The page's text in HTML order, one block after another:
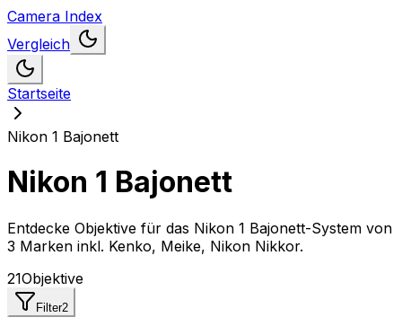
Camera Index
Vergleich
Startseite
Nikon 1 Bajonett
Nikon 1 Bajonett
Entdecke Objektive für das Nikon 1 Bajonett-System von
3 Marken inkl. Kenko, Meike, Nikon Nikkor.
21Objektive
Filter2